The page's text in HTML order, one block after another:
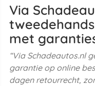
Via
met
“Via Schadeautos.nl
garantie op online
dagen retourrecht,